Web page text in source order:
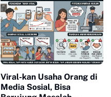
Viral-kan Usaha Orang di
Media Sosial, Bisa